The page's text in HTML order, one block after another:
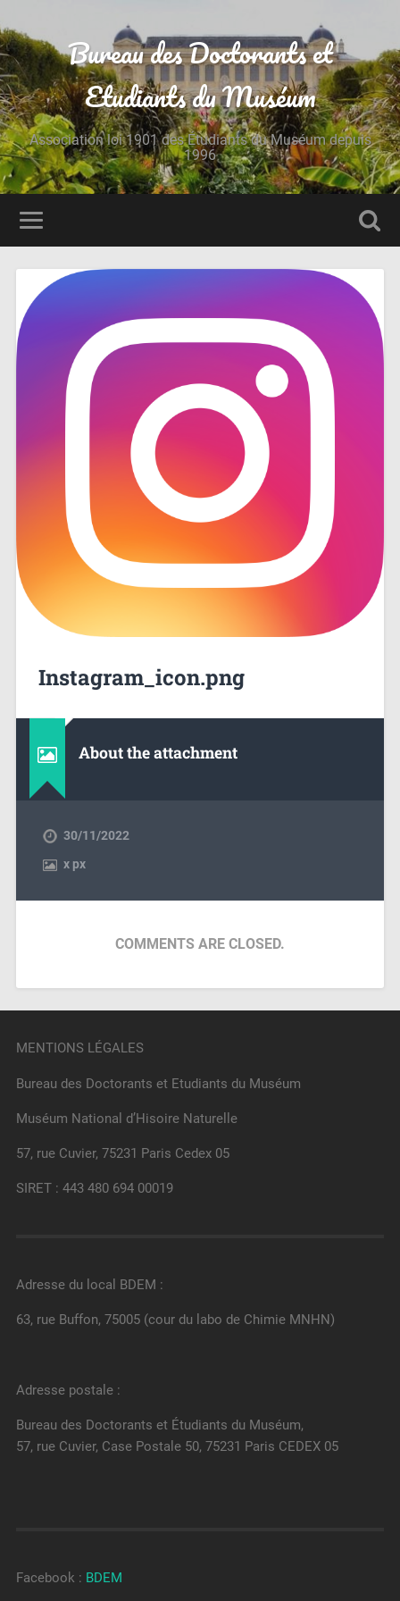
Bureau des Doctorants et
Etudiants du Muséum
Association loi 1901 des Étudiants du Muséum depuis
1996
Instagram_icon.png
About the attachment
30/11/2022
xpx
COMMENTS ARE CLOSED.
MENTIONS LÉGALES
Bureau des Doctorants et Etudiants du Muséum
Muséum National d’Hisoire Naturelle
57, rue Cuvier, 75231 Paris Cedex 05
SIRET : 443 480 694 00019
Adresse du local BDEM :
63, rue Buffon, 75005 (cour du labo de Chimie MNHN)
Adresse postale :
Bureau des Doctorants et Étudiants du Muséum,
57, rue Cuvier, Case Postale 50, 75231 Paris CEDEX 05
Facebook : BDEM